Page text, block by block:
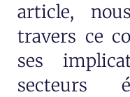
article,
travers ce
ses
secteurs